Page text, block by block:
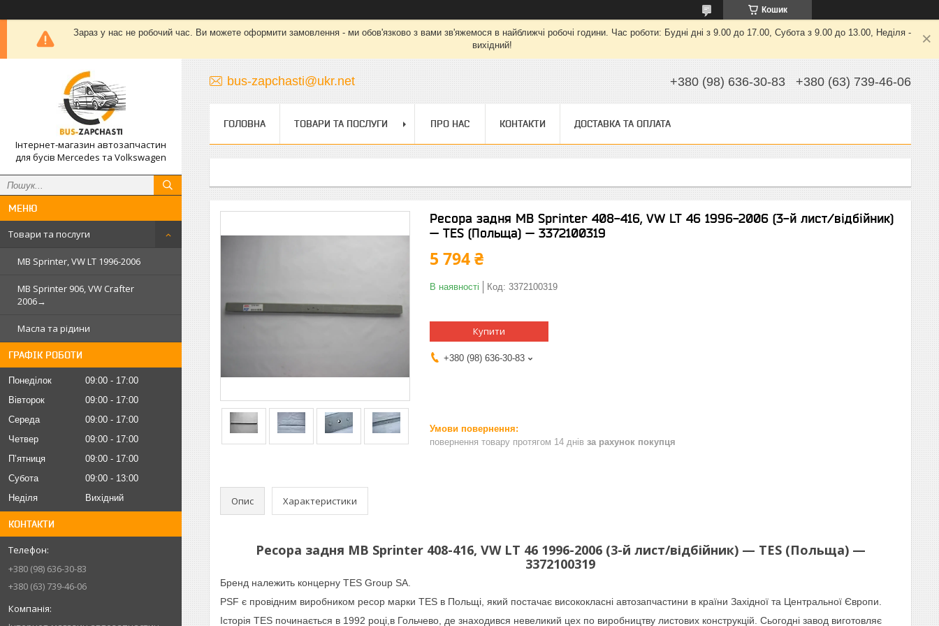
Кошик
Зараз у нас не робочий час. Ви можете оформити замовлення - ми обов'язково з вами зв'яжемося в найближчі робочі години. Час роботи: Будні дні з 9.00 до 17.00, Субота з 9.00 до 13.00, Неділя -
вихідний!
Інтернет-магазин автозапчастин
для бусів Mercedes та Volkswagen
Товари та послуги
MB Sprinter, VW LT 1996-2006
MB Sprinter 906, VW Crafter
2006→
Масла та рідини
ГРАФІК РОБОТИ
Понеділок 09:00
17:00
Вівторок
09:00
17:00
Середа
09:00
17:00
Четвер
09:00
17:00
Пʼятниця
09:00
17:00
Субота
09:00
13:00
Неділя
Вихідний
КОНТАКТИ
+380 (98) 636-30-83
+380 (63) 739-46-06
bus-zapchasti@ukr.net +380 (98) 636-30-83 +380 (63) 739-46-06
ГОЛОВНА ТОВАРИ ТА ПОСЛУГИ ПРО НАС КОНТАКТИ ДОСТАВКА ТА ОПЛАТА
Ресора задня MB Sprinter 408-416, VW LT 46 1996-2006 (3-й лист/відбійник)
— TES (Польща) — 3372100319
5 794 ₴
В наявності Код: 3372100319
Купити
+380 (98) 636-30-83
повернення товару протягом 14 днів за рахунок покупця
Опис Характеристики
Ресора задня MB Sprinter 408-416, VW LT 46 1996-2006 (3-й лист/відбійник) — TES (Польща) —
3372100319
Бренд належить концерну TES Group SA.
PSF є провідним виробником ресор марки TES в Польщі, який постачає висококласні автозапчастини в країни Західної та Центральної Європи.
Історія TES починається в 1992 році,в Гольчево, де знаходився невеликий цех по виробництву листових конструкцій. Сьогодні завод виготовляє